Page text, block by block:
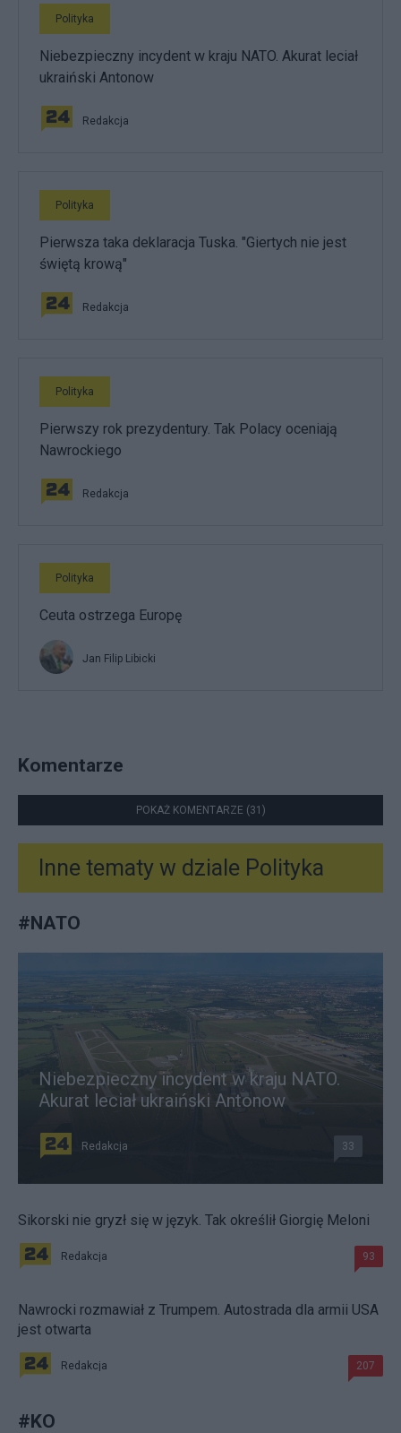
Polityka
Niebezpieczny incydent w kraju NATO. Akurat leciał
ukraiński Antonow
Redakcja
Polityka
Pierwsza taka deklaracja Tuska. "Giertych nie jest
świętą krową"
Redakcja
Polityka
Pierwszy rok prezydentury. Tak Polacy oceniają
Nawrockiego
Redakcja
Polityka
Ceuta ostrzega Europę
Jan Filip Libicki
Komentarze
POKAŻ KOMENTARZE (31)
Inne tematy w dziale Polityka
#NATO
Niebezpieczny incydent w kraju NATO.
Akurat leciał ukraiński Antonow
Redakcja 33
Sikorski nie gryzł się w język. Tak określił Giorgię Meloni
Redakcja 93
Nawrocki rozmawiał z Trumpem. Autostrada dla armii USA
jest otwarta
Redakcja 207
#KO